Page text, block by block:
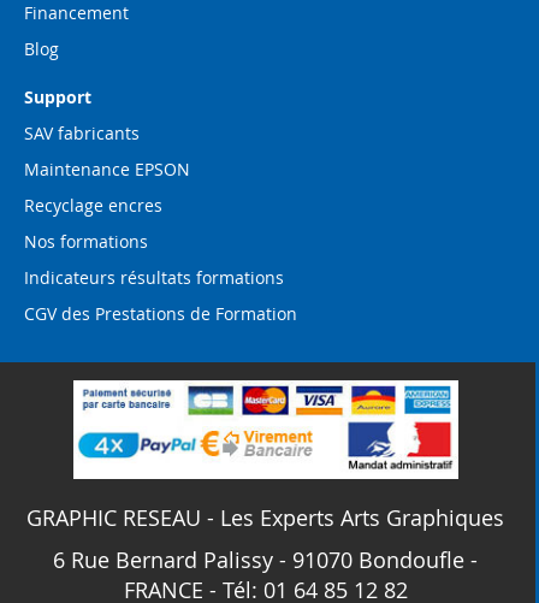
Financement
Blog
Support
SAV fabricants
Maintenance EPSON
Recyclage encres
Nos formations
Indicateurs résultats formations
CGV des Prestations de Formation
GRAPHIC RESEAU - Les Experts Arts Graphiques
6 Rue Bernard Palissy - 91070 Bondoufle -
FRANCE - Tél: 01 64 85 12 82